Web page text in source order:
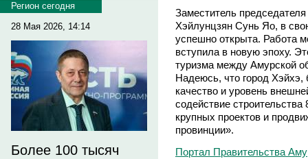
Регион сегодня
28 Мая 2026, 14:14
Более 100 тысяч
Заместитель
Хэйлунцзян Сунь Яо, в
успешно открыта. Работа
вступила в новую эпоху.
туризма между Амурской
Надеюсь, что город
качество и уровень
содействие
крупных проектов и
провинции».
Портал Правительства